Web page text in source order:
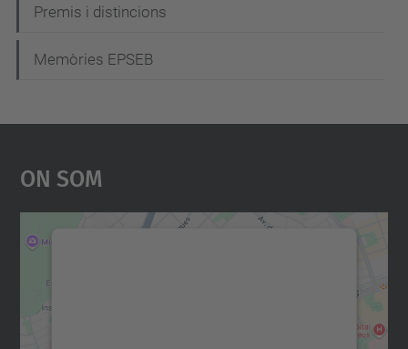
Premis i distincions
Memòries EPSEB
On Som